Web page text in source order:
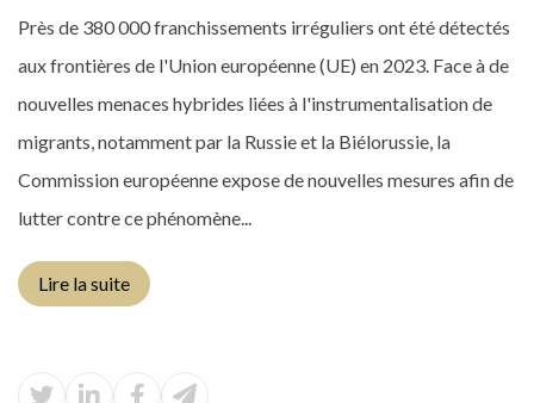
Près de 380 000 franchissements irréguliers ont été détectés
aux frontières de l'Union européenne (UE) en 2023. Face à de
nouvelles menaces hybrides liées à l'instrumentalisation de
migrants, notamment par la Russie et la Biélorussie, la
Commission européenne expose de nouvelles mesures afin de
lutter contre ce phénomène...
Lire la suite